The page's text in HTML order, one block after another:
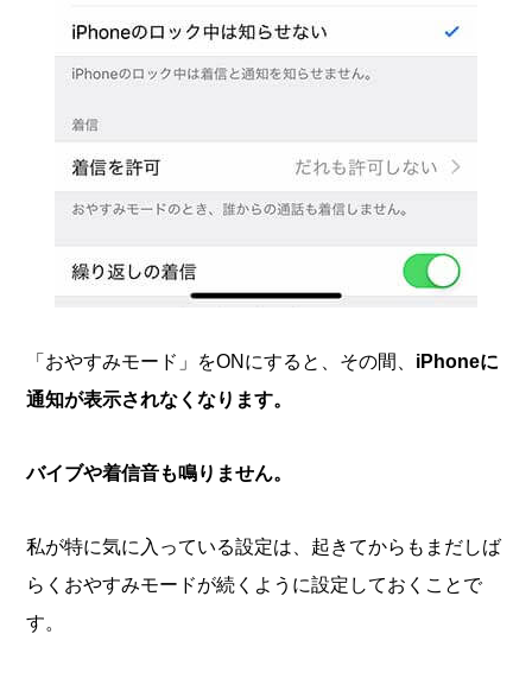
「おやすみモード」をONにすると、その間、 iPhoneに
通知が表示されなくなります。
バイブや着信音も鳴りません。
私が特に気に入っている設定は、起きてからもまだしば
らくおやすみモードが続くように設定しておくことで
す。